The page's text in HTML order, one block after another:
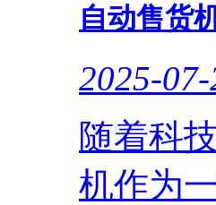
自动售货
2025-
随着科
机作为